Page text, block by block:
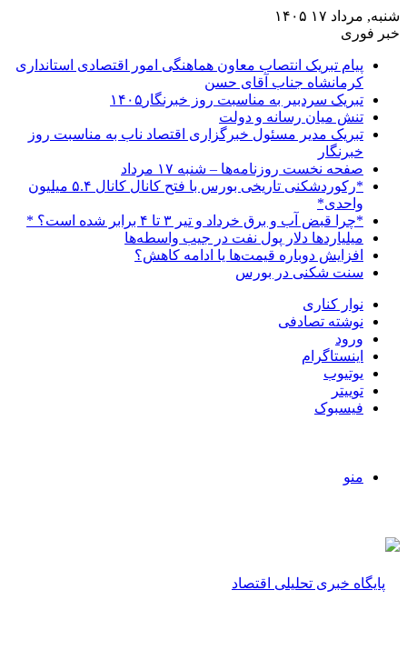
شنبه, مرداد ۱۷ ۱۴۰۵
خبر فوری
پیام تبریک انتصاب معاون هماهنگی امور اقتصادی استانداری
کرمانشاه جناب آقای حسن
تبریک سردبیر به مناسبت روز خبرنگار۱۴۰۵
تنش میان رسانه و دولت
تبریک مدیر مسئول خبرگزاری اقتصاد ناب به مناسبت روز
خبرنگار
صفحه نخست روزنامه‌ها – شنبه ۱۷ مرداد
*رکوردشکنی تاریخی بورس با فتح کانال کانال ۵.۴ میلیون
واحدی*
*چرا قبض آب و برق خرداد و تیر ۳ تا ۴ برابر شده است؟ *
میلیاردها دلار پول نفت در جیب واسطه‌ها
افزایش دوباره قیمت‌ها یا ادامه کاهش؟
سنت شکنی در بورس
نوار کناری
نوشته تصادفی
ورود
اینستاگرام
یوتیوب
توییتر
فیسبوک
منو